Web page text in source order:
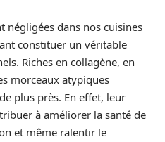
négligées dans nos cuisines
constituer un véritable
Riches en collagène, en
morceaux atypiques
plus près. En effet, leur
à améliorer la santé de
et même ralentir le